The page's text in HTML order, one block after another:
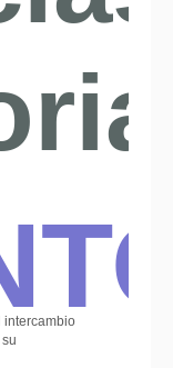
intercambio